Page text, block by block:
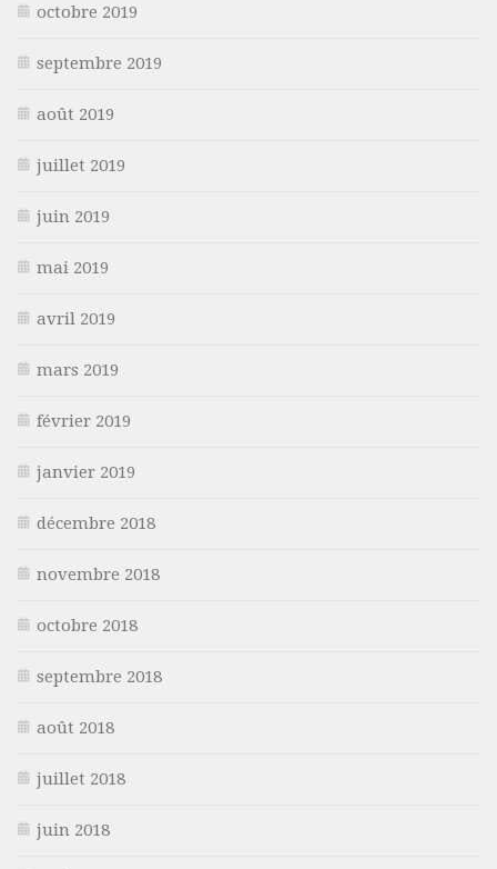
octobre 2019
septembre 2019
août 2019
juillet 2019
juin 2019
mai 2019
avril 2019
mars 2019
février 2019
janvier 2019
décembre 2018
novembre 2018
octobre 2018
septembre 2018
août 2018
juillet 2018
juin 2018